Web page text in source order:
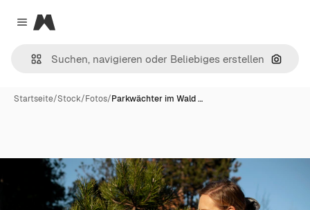
Close menu
Magnific
Nach
Startseite/Stock/Fotos/Parkwächter im Wald …